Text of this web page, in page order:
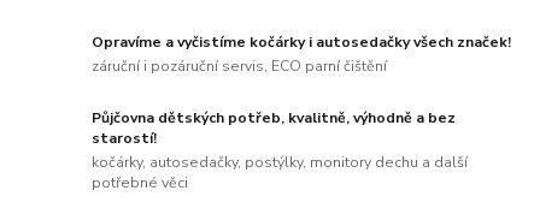
Opravíme a vyčistíme kočárky i autosedačky všech značek!
záruční i pozáruční servis, ECO parní čištění
Půjčovna dětských potřeb, kvalitně, výhodně a bez
starostí!
kočárky, autosedačky, postýlky, monitory dechu a další
potřebné věci